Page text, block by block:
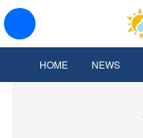
HOME NEWS